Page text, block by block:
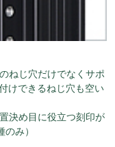
ねじ穴だけでなくサポ
けできるねじ穴も空い
決め目に役立つ刻印が
み）